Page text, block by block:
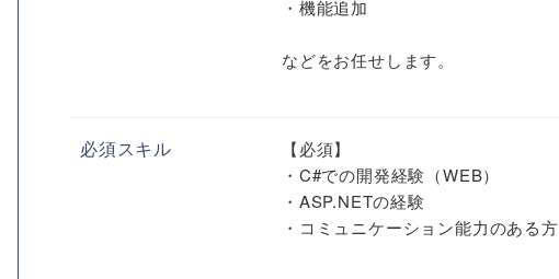
・機能追加
などをお任せします。
必須スキル
【必須】
・C#での開発経験（WEB）
・ASP.NETの経験
・コミュニケーション能力のある方